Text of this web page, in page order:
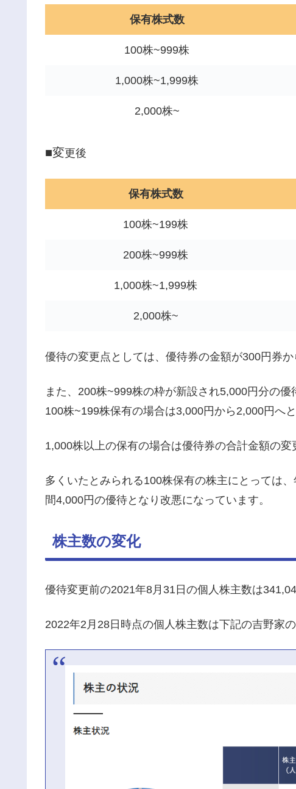
保有株式数
100株~999株
1,000株~1,999株
2,000株~
■変更後
保有株式数
100株~199株
200株~999株
1,000株~1,999株
2,000株~
優待の変更点としては、優待券の金額が300円券か
また、200株~999株の枠が新設され5,000円分の
100株~199株保有の場合は3,000円から2,000円へ
1,000株以上の保有の場合は優待券の合計金額の変
多くいたとみられる100株保有の株主にとっては
間4,000円の優待となり改悪になっています。
株主数の変化
優待変更前の2021年8月31日の個人株主数は
2022年2月28日時点の個人株主数は下記の吉野家